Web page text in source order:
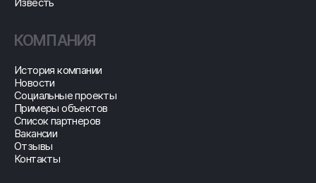
КОМПАНИЯ
История компании
Новости
Социальные проекты
Примеры объектов
Список партнеров
Вакансии
Отзывы
Контакты